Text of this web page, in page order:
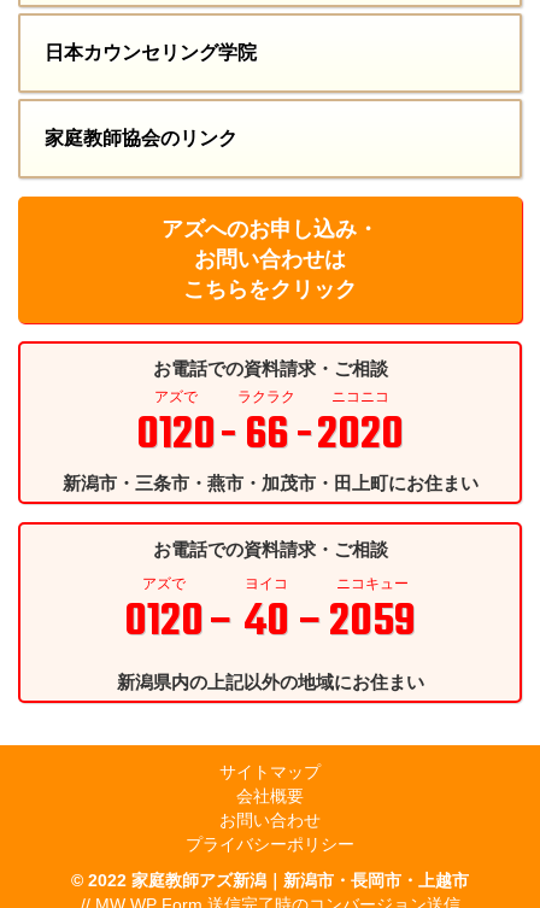
日本カウンセリング学院
家庭教師協会のリンク
アズへのお申し込み・
お問い合わせは
こちらをクリック
お電話での資料請求・ご相談
アズで
0120
ラクラク
- 66 -
ニコニコ
2020
新潟市・三条市・燕市・加茂市・田上町にお住まい
お電話での資料請求・ご相談
アズで
0120
ヨイコ
– 40 –
ニコキュー
2059
新潟県内の上記以外の地域にお住まい
サイトマップ
会社概要
お問い合わせ
プライバシーポリシー
© 2022 家庭教師アズ新潟｜新潟市・長岡市・上越市